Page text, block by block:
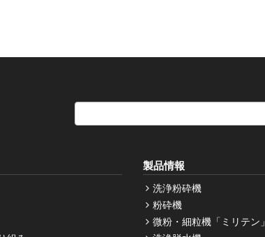
製品情報
洗浄粉砕機
粉砕機
微粉・細粒機「ミリテン」